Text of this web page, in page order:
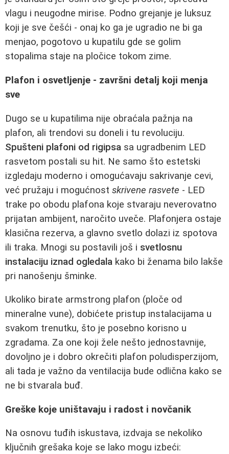
vlagu i neugodne mirise. Podno grejanje je luksuz
koji je sve češći - onaj ko ga je ugradio ne bi ga
menjao, pogotovo u kupatilu gde se golim
stopalima staje na pločice tokom zime.
Plafon i osvetljenje - završni detalj koji menja
sve
Dugo se u kupatilima nije obraćala pažnja na
plafon, ali trendovi su doneli i tu revoluciju.
Spušteni plafoni od rigipsa sa ugradbenim LED
rasvetom postali su hit. Ne samo što estetski
izgledaju moderno i omogućavaju sakrivanje cevi,
već pružaju i mogućnost skrivene rasvete - LED
trake po obodu plafona koje stvaraju neverovatno
prijatan ambijent, naročito uveče. Plafonjera ostaje
klasična rezerva, a glavno svetlo dolazi iz spotova
ili traka. Mnogi su postavili još i svetlosnu
instalaciju iznad ogledala kako bi ženama bilo lakše
pri nanošenju šminke.
Ukoliko birate armstrong plafon (ploče od
mineralne vune), dobićete pristup instalacijama u
svakom trenutku, što je posebno korisno u
zgradama. Za one koji žele nešto jednostavnije,
dovoljno je i dobro okrečiti plafon poludisperzijom,
ali tada je važno da ventilacija bude odlična kako se
ne bi stvarala buđ.
Greške koje uništavaju i radost i novčanik
Na osnovu tuđih iskustava, izdvaja se nekoliko
ključnih grešaka koje se lako mogu izbeći: